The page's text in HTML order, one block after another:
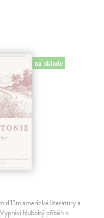
na sklade
dílům americké literatury a
hluboký příběh o